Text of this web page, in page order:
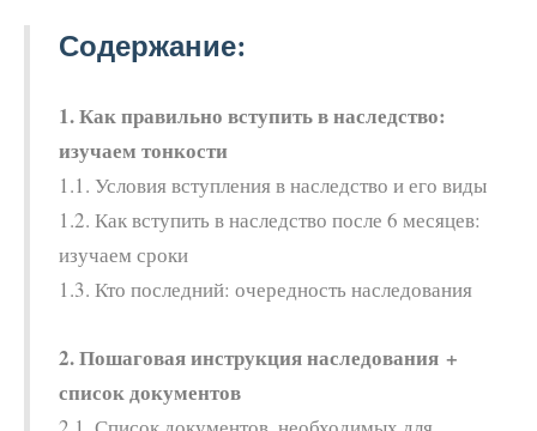
Содержание:
1. Как правильно вступить в наследство:
изучаем тонкости
1.1. Условия вступления в наследство и его виды
1.2. Как вступить в наследство после 6 месяцев:
изучаем сроки
1.3. Кто последний: очередность наследования
2. Пошаговая инструкция наследования +
список документов